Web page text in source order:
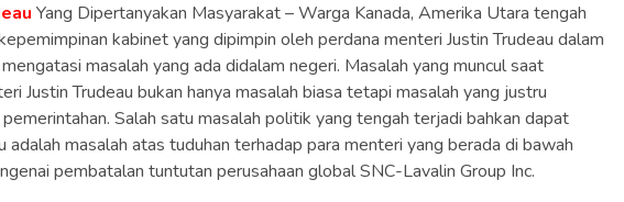
Yang Dipertanyakan Masyarakat – Warga Kanada, Amerika Utara tengah
kabinet yang dipimpin oleh perdana menteri Justin Trudeau dalam
masalah yang ada didalam negeri. Masalah yang muncul saat
Justin Trudeau bukan hanya masalah biasa tetapi masalah yang justru
Salah satu masalah politik yang tengah terjadi bahkan dapat
adalah masalah atas tuduhan terhadap para menteri yang berada di bawah
pembatalan tuntutan perusahaan global SNC-Lavalin Group Inc.